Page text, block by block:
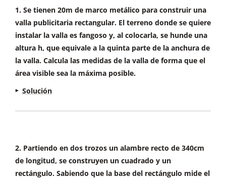
1. Se tienen 20m de marco metálico para construir una
valla publicitaria rectangular. El terreno donde se quiere
instalar la valla es fangoso y, al colocarla, se hunde una
altura h, que equivale a la quinta parte de la anchura de
la valla. Calcula las medidas de la valla de forma que el
área visible sea la máxima posible.
Solución
2. Partiendo en dos trozos un alambre recto de 340cm
de longitud, se construyen un cuadrado y un
rectángulo. Sabiendo que la base del rectángulo mide el